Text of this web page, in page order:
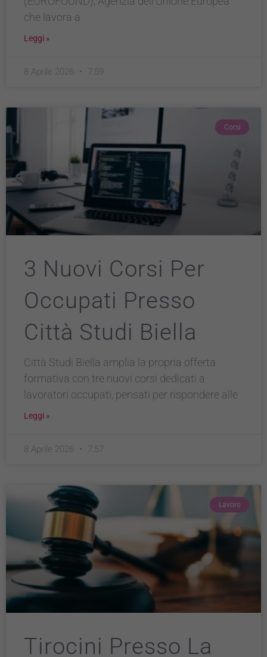
che lavora a
Leggi »
8 Aprile 2026 7:59
Corsi
3 Nuovi Corsi Per
Occupati Presso
Città Studi Biella
Città Studi Biella amplia la propria offerta
formativa con tre nuovi corsi dedicati a
lavoratori occupati, pensati per rispondere alle
Leggi »
8 Aprile 2026 7:57
Lavoro
Tirocini Presso La